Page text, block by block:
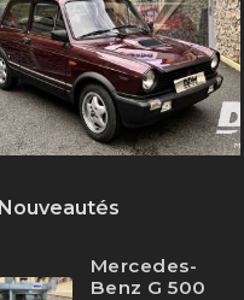
Nouveautés
Mercedes-
Benz G 500